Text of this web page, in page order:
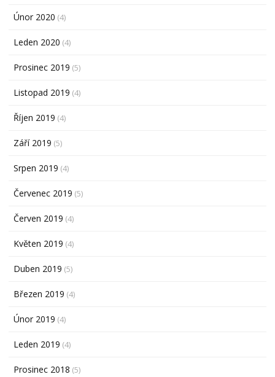
Únor 2020 (4)
Leden 2020 (4)
Prosinec 2019 (5)
Listopad 2019 (4)
Říjen 2019 (4)
Září 2019 (5)
Srpen 2019 (4)
Červenec 2019 (5)
Červen 2019 (4)
Květen 2019 (4)
Duben 2019 (5)
Březen 2019 (4)
Únor 2019 (4)
Leden 2019 (4)
Prosinec 2018 (5)